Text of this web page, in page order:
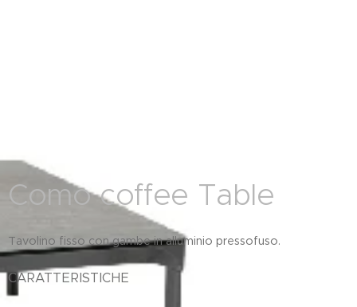
Como coffee Table
Tavolino fisso con gambe in alluminio pressofuso.
CARATTERISTICHE